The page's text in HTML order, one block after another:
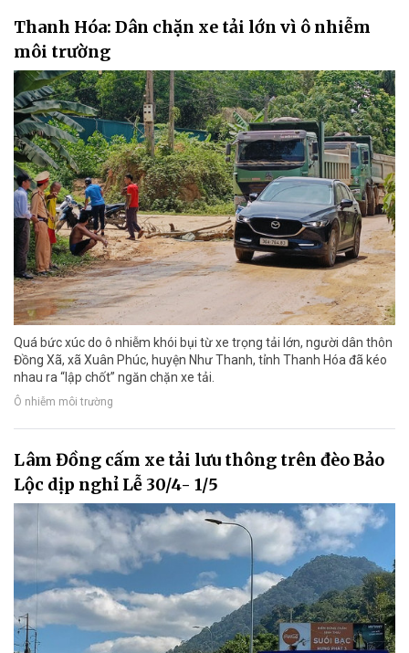
Thanh Hóa: Dân chặn xe tải lớn vì ô nhiễm
môi trường
Quá bức xúc do ô nhiễm khói bụi từ xe trọng tải lớn, người dân thôn
Đồng Xã, xã Xuân Phúc, huyện Như Thanh, tỉnh Thanh Hóa đã kéo
nhau ra “lập chốt” ngăn chặn xe tải.
Ô nhiễm môi trường
Lâm Đồng cấm xe tải lưu thông trên đèo Bảo
Lộc dịp nghỉ Lễ 30/4- 1/5